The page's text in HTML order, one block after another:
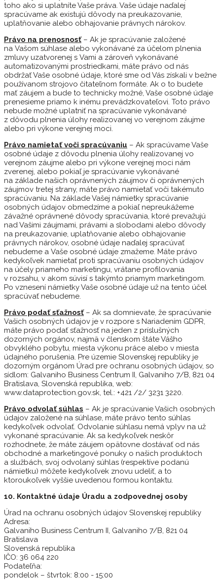
toho ako si uplatníte Vaše práva. Vaše údaje naďalej
spracúvame ak existujú dôvody na preukazovanie,
uplatňovanie alebo obhajovanie právnych nárokov.
Právo na prenosnosť– Ak je spracúvanie založené
na Vašom súhlase alebo vykonávané za účelom plnenia
zmluvy uzatvorenej s Vami a zároveň vykonávané
automatizovanými prostriedkami, máte právo od nás
obdržať Vaše osobné údaje, ktoré sme od Vás získali v bežne
používanom strojovo čitateľnom formáte. Ak o to budete
mať záujem a bude to technicky možné, Vaše osobné údaje
prenesieme priamo k inému prevádzkovateľovi. Toto právo
nebude možné uplatniť na spracúvanie vykonávané
z dôvodu plnenia úlohy realizovanej vo verejnom záujme
alebo pri výkone verejnej moci.
Právo namietať voči spracúvaniu – Ak spracúvame Vaše
osobné údaje z dôvodu plnenia úlohy realizovanej vo
verejnom záujme alebo pri výkone verejnej moci nám
zverenej, alebo pokiaľ je spracúvanie vykonávané
na základe našich oprávnených záujmov či oprávnených
záujmov tretej strany, máte právo namietať voči takémuto
spracúvaniu. Na základe Vašej námietky spracúvanie
osobných údajov obmedzíme a pokiaľ nepreukážeme
závažné oprávnené dôvody spracúvania, ktoré prevažujú
nad Vašimi záujmami, právami a slobodami alebo dôvody
na preukazovanie, uplatňovanie alebo obhajovanie
právnych nárokov, osobné údaje naďalej spracúvať
nebudeme a Vaše osobné údaje zmažeme. Máte právo
kedykoľvek namietať proti spracúvaniu osobných údajov
na účely priameho marketingu, vrátane profilovania
v rozsahu, v akom súvisí s takýmto priamym marketingom.
Po vznesení námietky Vaše osobné údaje už na tento účel
spracúvať nebudeme.
Právo podať sťažnosť– Ak sa domnievate, že spracúvanie
Vašich osobných údajov je v rozpore s Nariadením GDPR,
máte právo podať sťažnosť na jeden z príslušných
dozorných orgánov, najmä v členskom štáte Vášho
obvyklého pobytu, miesta výkonu práce alebo v miesta
údajného porušenia. Pre územie Slovenskej republiky je
dozorným orgánom Úrad pre ochranu osobných údajov, so
sídlom: Galvaniho Business Centrum II, Galvaniho 7/B, 821 04
Bratislava, Slovenská republika, web:
www.dataprotection.gov.sk, tel.: +421 /2/ 3231 3220.
Právo odvolať súhlas – Ak je spracúvanie Vašich osobných
údajov založené na súhlase, máte právo tento súhlas
kedykoľvek odvolať. Odvolanie súhlasu nemá vplyv na už
vykonané spracúvanie. Ak sa kedykoľvek neskôr
rozhodnete, že máte záujem opätovne dostávať od nás
obchodné a marketingové ponuky o našich produktoch
a službách, svoj odvolaný súhlas (respektíve podanú
námietku) môžete kedykoľvek znovu udeliť, a to
ktoroukoľvek vyššie uvedenou formou kontaktu.
10. Kontaktné údaje Úradu a zodpovednej osoby
Úrad na ochranu osobných údajov Slovenskej republiky
Adresa:
Galvaniho Business Centrum II, Galvaniho 7/B, 821 04
Bratislava
Slovenská republika
IČO: 36 064 220
Podateľňa:
pondelok – štvrtok: 8:00 - 15:00